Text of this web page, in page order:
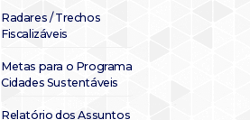
Radares / Trechos
Fiscalizáveis
Metas para o Programa
Cidades Sustentáveis
Relatório dos Assuntos